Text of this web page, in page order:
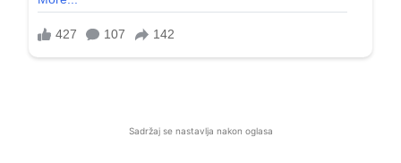
Sadržaj se nastavlja nakon oglasa